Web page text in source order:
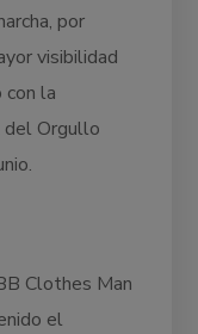
por
visibilidad
con la
del Orgullo
Clothes Man
el